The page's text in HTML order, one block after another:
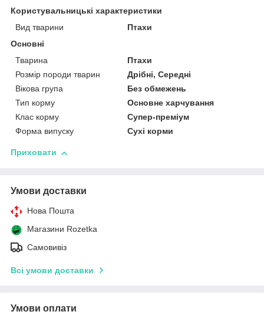
Користувальницькі характеристики
Вид тварини
Птахи
Основні
Тварина
Птахи
Розмір породи тварин
Дрібні, Середні
Вікова група
Без обмежень
Тип корму
Основне харчування
Клас корму
Супер-преміум
Форма випуску
Сухі корми
Приховати
Умови доставки
Нова Пошта
Магазини Rozetka
Самовивіз
Всі умови доставки
Умови оплати